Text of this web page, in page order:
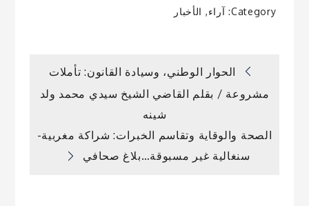
Category: آراء, الأخبار
تصفّح
الحوار الوطني، وسيادة القانون: تأملات
مشروعة / بقلم القاضي الشيخ سيدي محمد ولد
شينه
الصحة والوقاية وتقاسم الخبرات: شراكة مغربية-
سنغالية غير مسبوقة…بلاغ صحافي